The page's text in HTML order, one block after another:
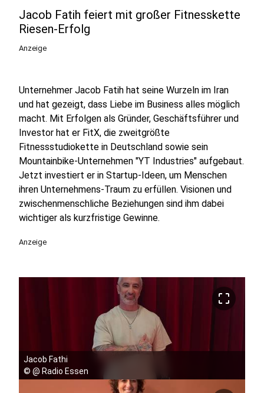
Jacob Fatih feiert mit großer Fitnesskette
Riesen-Erfolg
Anzeige
Unternehmer Jacob Fatih hat seine Wurzeln im Iran
und hat gezeigt, dass Liebe im Business alles möglich
macht. Mit Erfolgen als Gründer, Geschäftsführer und
Investor hat er FitX, die zweitgrößte
Fitnessstudiokette in Deutschland sowie sein
Mountainbike-Unternehmen "YT Industries" aufgebaut.
Jetzt investiert er in Startup-Ideen, um Menschen
ihren Unternehmens-Traum zu erfüllen. Visionen und
zwischenmenschliche Beziehungen sind ihm dabei
wichtiger als kurzfristige Gewinne.
Anzeige
crop_free
Jacob Fathi
© @ Radio Essen